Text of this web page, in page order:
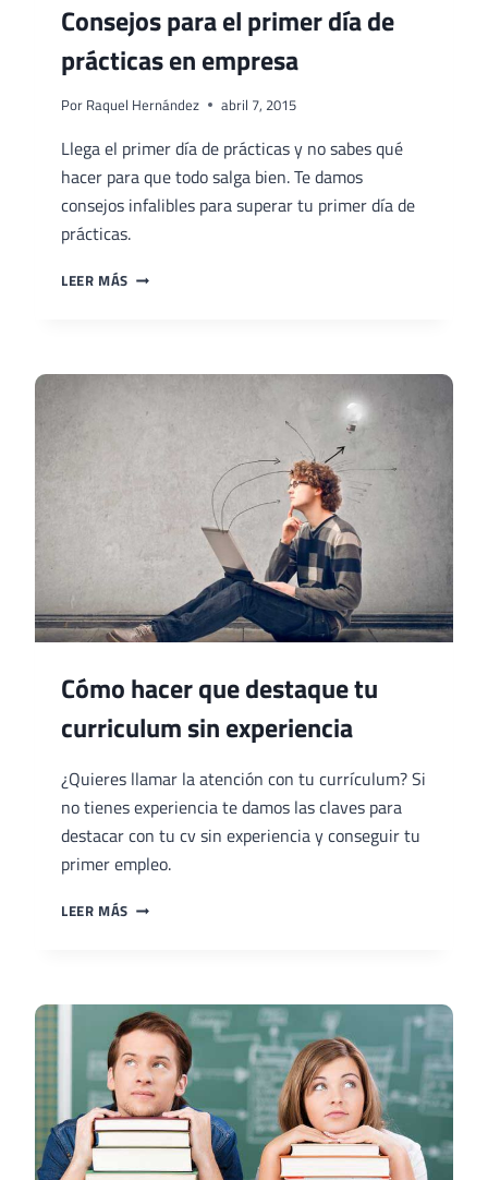
Consejos para el primer día de
prácticas en empresa
Por Raquel Hernández abril 7, 2015
Llega el primer día de prácticas y no sabes qué
hacer para que todo salga bien. Te damos
consejos infalibles para superar tu primer día de
prácticas.
LEER MÁS CONSEJOS
PRÁCTICAS
Cómo hacer que destaque tu
curriculum sin experiencia
¿Quieres llamar la atención con tu currículum? Si
no tienes experiencia te damos las claves para
destacar con tu cv sin experiencia y conseguir tu
primer empleo.
LEER MÁS CÓMO
CURRICULUM
SIN
EXPERIENCIA